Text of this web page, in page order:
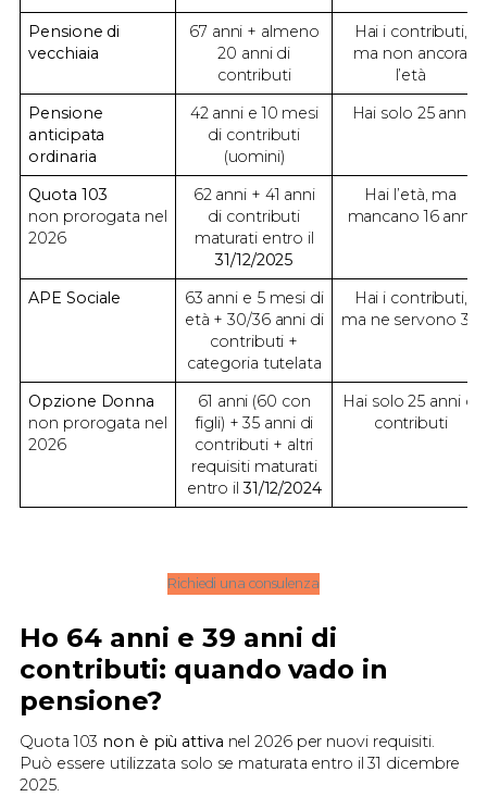
Pensione di
vecchiaia
67 anni + almeno
20 anni di
contributi
Hai i contributi,
ma non ancora
l’età
Pensione
anticipata
ordinaria
42 anni e 10 mesi
di contributi
(uomini)
Hai solo 25 anni
Quota 103
non prorogata nel
2026
62 anni + 41 anni
di contributi
maturati entro il
31/12/2025
Hai l’età, ma
mancano 16 anni
APE Sociale
63 anni e 5 mesi di
età + 30/36 anni di
contributi +
categoria tutelata
Hai i contributi,
ma ne servono 30
Opzione Donna
non prorogata nel
2026
61 anni (60 con
figli) + 35 anni di
contributi + altri
requisiti maturati
entro il31/12/2024
Hai solo 25 anni di
contributi
Richiedi una consulenza
Ho 64 anni e 39 anni di
contributi: quando vado in
pensione?
Quota 103 non è più attiva nel 2026 per nuovi requisiti.
Può essere utilizzata solo se maturata entro il 31 dicembre
2025.